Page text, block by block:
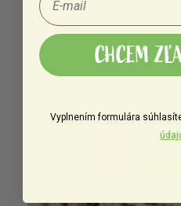
pocit sýtosti
alebo kože.
CHCEM
Vyplnením formulára